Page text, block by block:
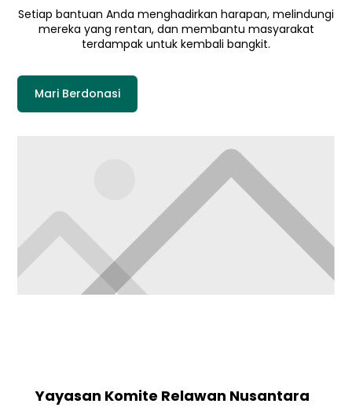
Setiap bantuan Anda menghadirkan harapan, melindungi
mereka yang rentan, dan membantu masyarakat
terdampak untuk kembali bangkit.
Mari Berdonasi
Yayasan Komite Relawan Nusantara